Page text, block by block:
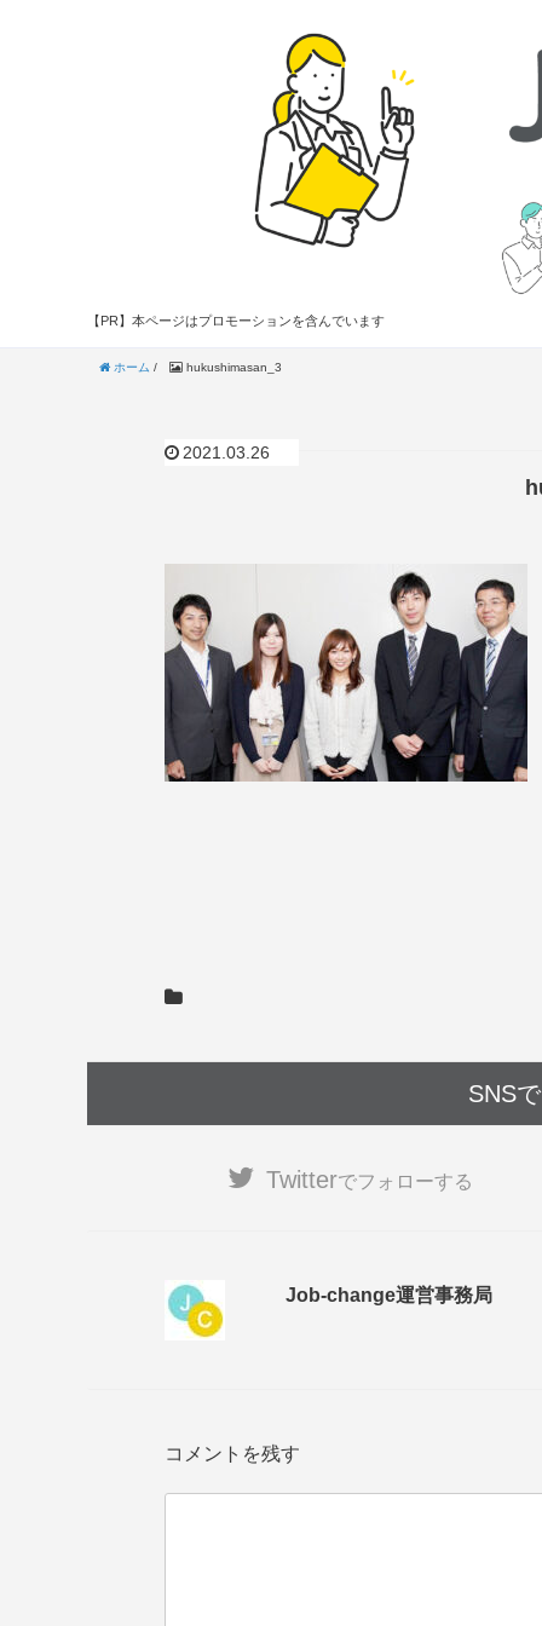
【PR】本ページはプロモーションを含んでいます
ホーム / hukushimasan_3
2021.03.26
SNS
Twitterでフォローする
Job-change運営事務局
コメントを残す